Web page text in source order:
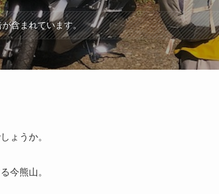
含まれています。
ょうか。
今熊山。